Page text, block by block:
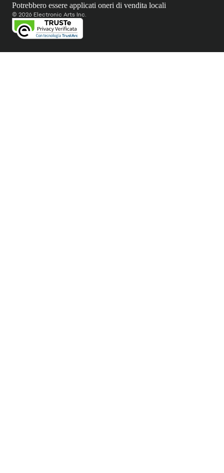
Potrebbero essere applicati oneri di vendita locali
© 2026 Electronic Arts Inc.